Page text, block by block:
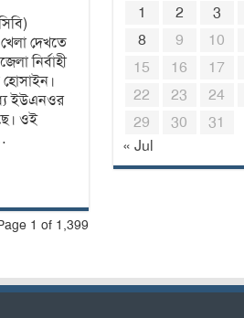
দেখতে
নির্বাহী
ইউএনওর
ওই
1 of 1,399
1
2 3
8
9 10
15
16 17
22
23 24
29
30
31
« Jul